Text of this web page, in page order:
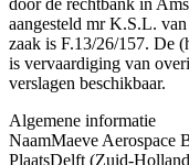
aangesteld mr K.S.L.
zaak is F.13/26/157. De
is vervaardiging van
verslagen beschikbaar.
Algemene informatie
NaamMaeve Aerospace
PlaatsDelft (Zuid-